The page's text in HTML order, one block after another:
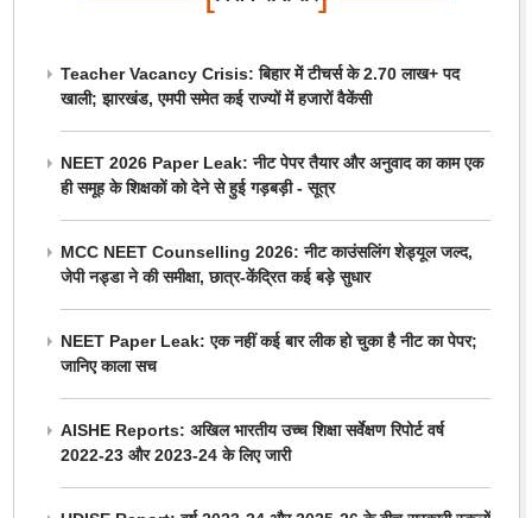
Teacher Vacancy Crisis: बिहार में टीचर्स के 2.70 लाख+ पद
खाली; झारखंड, एमपी समेत कई राज्यों में हजारों वैकेंसी
NEET 2026 Paper Leak: नीट पेपर तैयार और अनुवाद का काम एक
ही समूह के शिक्षकों को देने से हुई गड़बड़ी - सूत्र
MCC NEET Counselling 2026: नीट काउंसलिंग शेड्यूल जल्द,
जेपी नड्डा ने की समीक्षा, छात्र-केंद्रित कई बड़े सुधार
NEET Paper Leak: एक नहीं कई बार लीक हो चुका है नीट का पेपर;
जानिए काला सच
AISHE Reports: अखिल भारतीय उच्च शिक्षा सर्वेक्षण रिपोर्ट वर्ष
2022-23 और 2023-24 के लिए जारी